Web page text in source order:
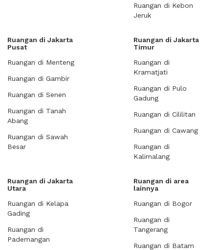
Ruangan di Kebon
Jeruk
Ruangan di Jakarta
Pusat
Ruangan di Menteng
Ruangan di Gambir
Ruangan di Senen
Ruangan di Tanah
Abang
Ruangan di Sawah
Besar
Ruangan di Jakarta
Timur
Ruangan di
Kramatjati
Ruangan di Pulo
Gadung
Ruangan di Cililitan
Ruangan di Cawang
Ruangan di
Kalimalang
Ruangan di Jakarta
Utara
Ruangan di Kelapa
Gading
Ruangan di
Pademangan
Ruangan di area
lainnya
Ruangan di Bogor
Ruangan di
Tangerang
Ruangan di Batam